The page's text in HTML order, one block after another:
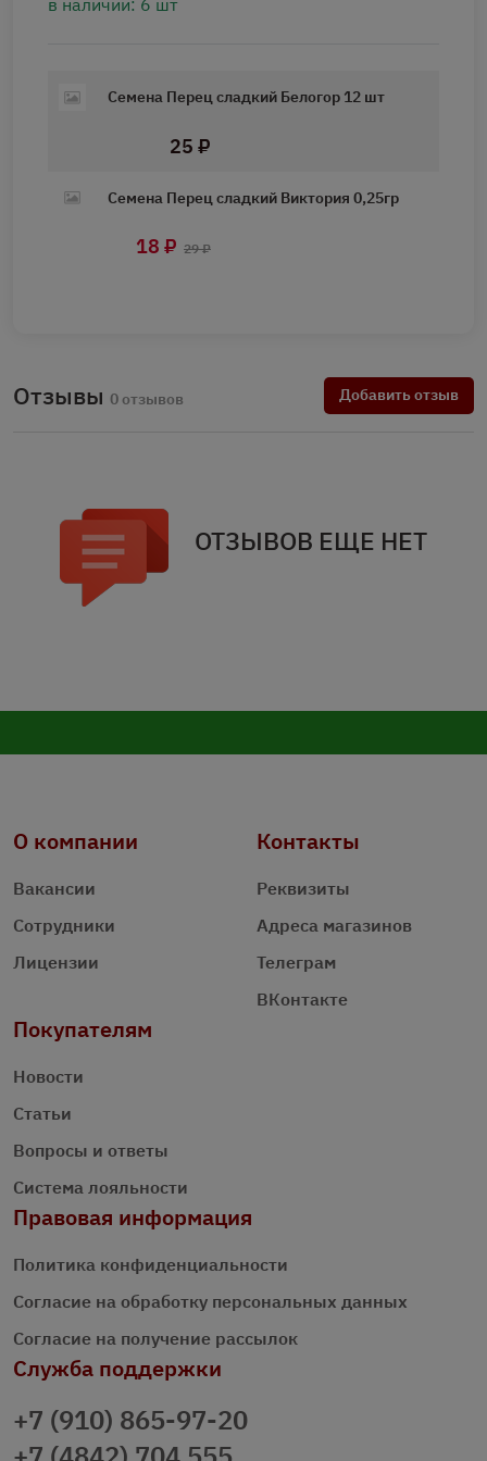
в наличии: 6 шт
Семена Перец сладкий Белогор 12 шт
25 ₽
Семена Перец сладкий Виктория 0,25гр
18 ₽ 29 ₽
Отзывы 0 отзывов Добавить отзыв
ОТЗЫВОВ ЕЩЕ НЕТ
О компании
Вакансии
Сотрудники
Лицензии
Контакты
Реквизиты
Адреса магазинов
Телеграм
ВКонтакте
Покупателям
Новости
Статьи
Вопросы и ответы
Система лояльности
Правовая информация
Политика конфиденциальности
Согласие на обработку персональных данных
Согласие на получение рассылок
Служба поддержки
+7 (910) 865-97-20